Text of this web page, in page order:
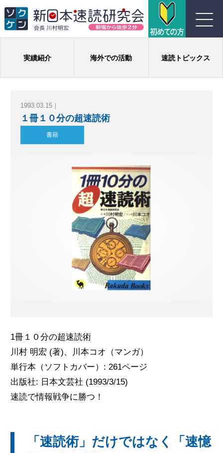
川村式ジョイント速読とは
コース紹介
受講生の声
よくある質問
無料体験のお申し込み
実績紹介 海外での活動 速読トピックス
1993.03.15｜
１冊１０分の超速読術
書籍
1冊１０分の超速読術
川村 明宏 (著)、川本コオ（マンガ）
単行本（ソフトカバー）: 261ページ
出版社: 日本文芸社 (1993/3/15)
速読で情報戦争に勝つ！
「速読術」だけではなく「速憶